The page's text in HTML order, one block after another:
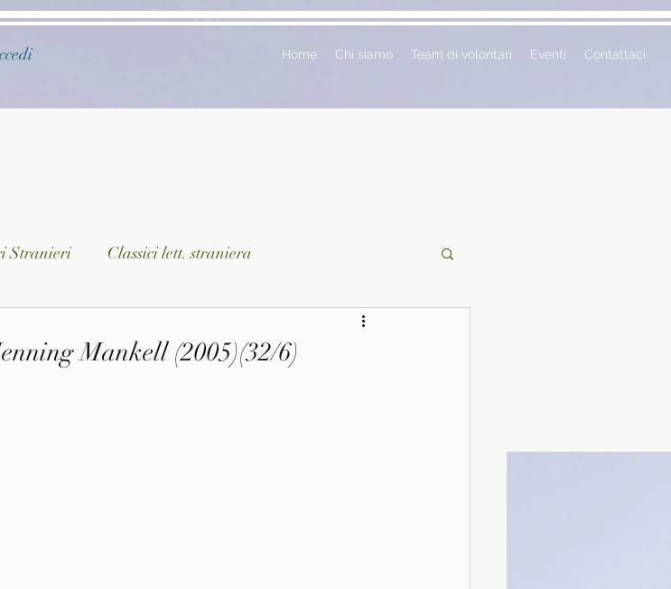
Home Chi siamo Team di volontari Eventi Contattaci
Stranieri Classici lett. straniera
Mankell (2005)(32/6)